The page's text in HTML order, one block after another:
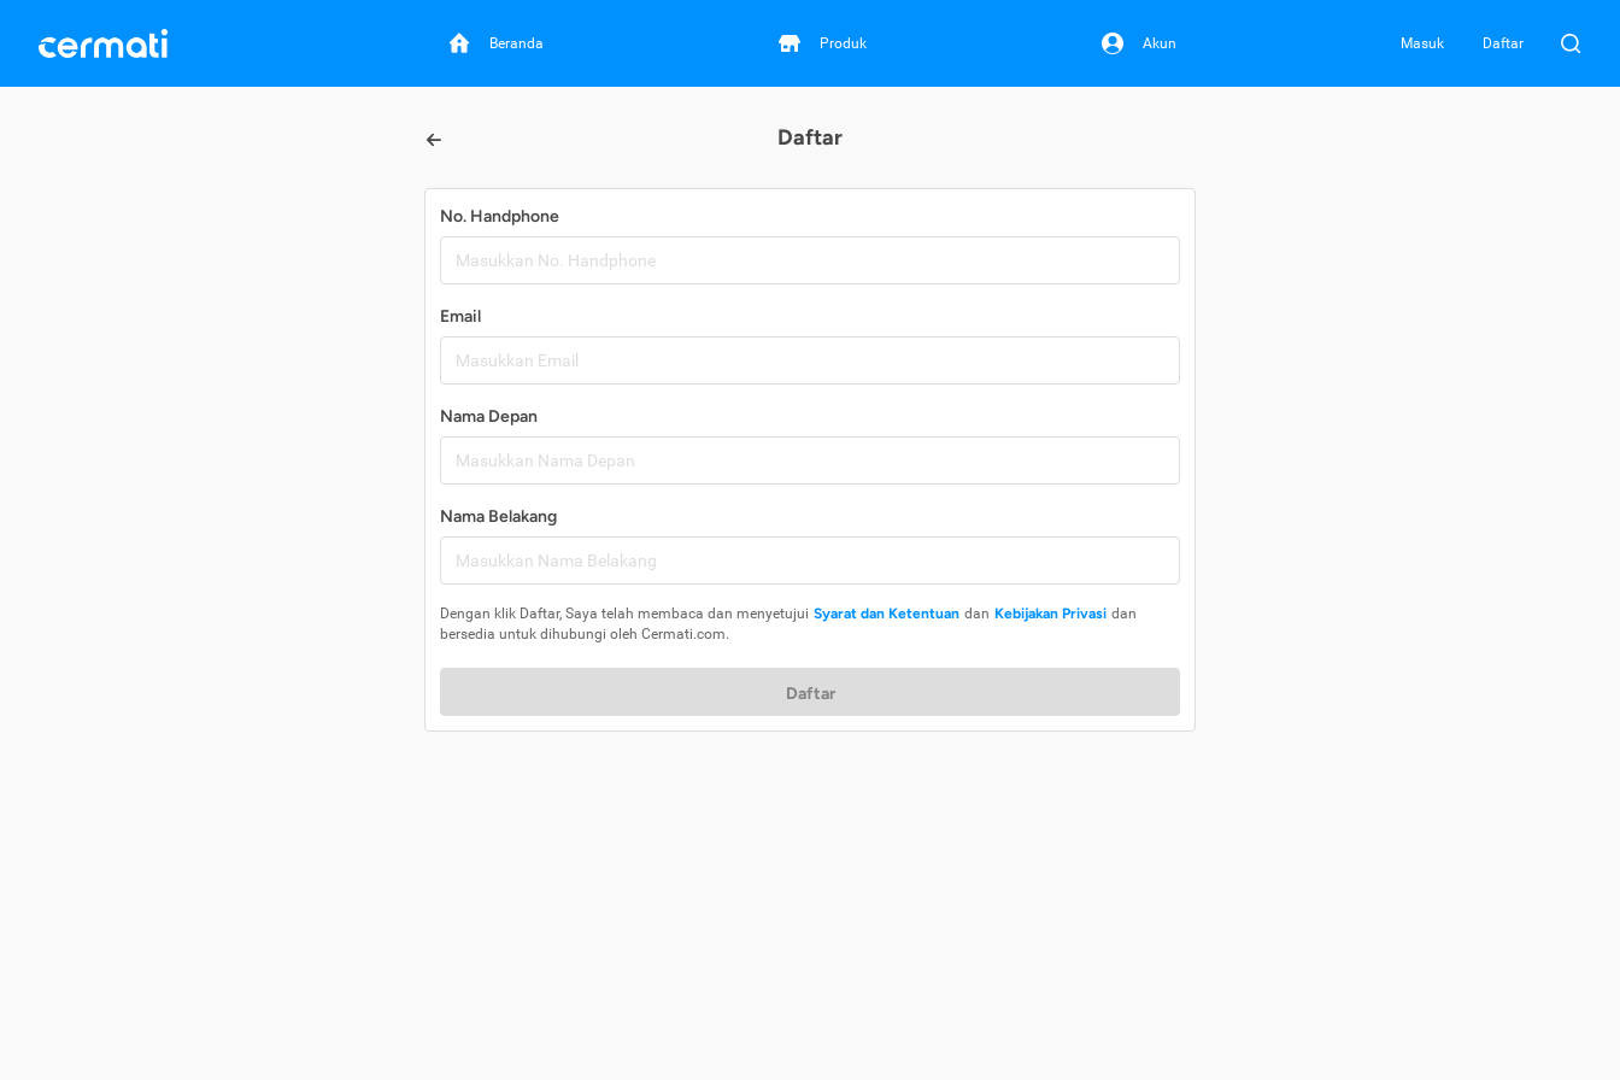
Beranda Produk Akun Masuk Daftar
Daftar
No. Handphone
Email
Nama Depan
Nama Belakang
Dengan klik Daftar, Saya telah membaca dan menyetujui Syarat dan Ketentuan dan Kebijakan Privasi dan
bersedia untuk dihubungi oleh Cermati.com.
Daftar